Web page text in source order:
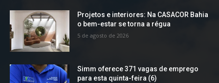
Projetos e interiores: Na CASACOR Bahia
o bem-estar se torna a régua
5 de agosto de 2026
Simm oferece 371 vagas de emprego
para esta quinta-feira (6)